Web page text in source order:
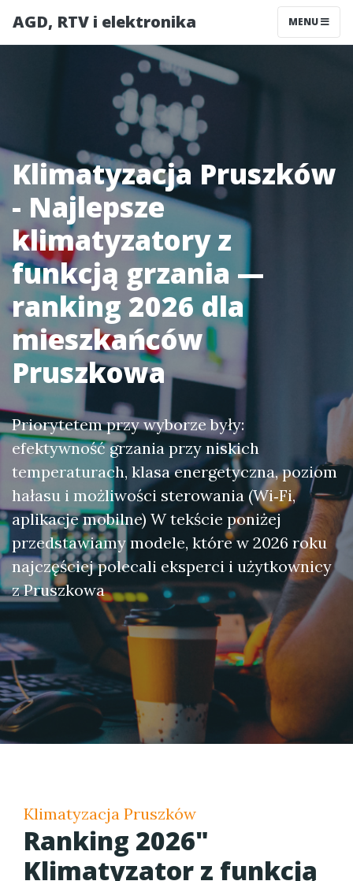
AGD, RTV i elektronika MENU
Klimatyzacja Pruszków
- Najlepsze
klimatyzatory z
funkcją grzania —
ranking 2026 dla
mieszkańców
Pruszkowa
Priorytetem przy wyborze były:
efektywność grzania przy niskich
temperaturach, klasa energetyczna, poziom
hałasu i możliwości sterowania (Wi‑Fi,
aplikacje mobilne) W tekście poniżej
przedstawiamy modele, które w 2026 roku
najczęściej polecali eksperci i użytkownicy
z Pruszkowa
Klimatyzacja Pruszków
Ranking 2026"
Klimatyzator z funkcją